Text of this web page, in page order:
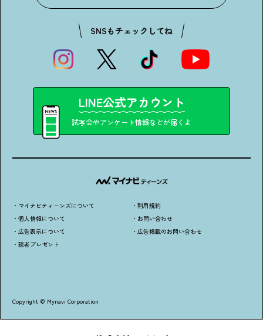
SNSもチェックしてね
LINE公式アカウント
試写会やアンケート情報などが届くよ
・マイナビティーンズについて
・個人情報について
・広告表示について
・読者プレゼント
・利用規約
・お問い合わせ
・広告掲載のお問い合わせ
Copyright © Mynavi Corporation